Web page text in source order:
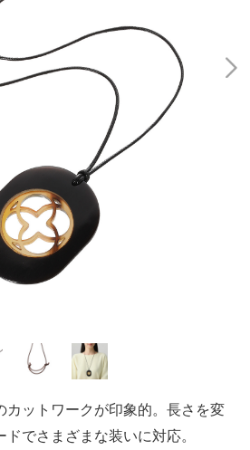
カットワークが印象的。長さを変
でさまざまな装いに対応。